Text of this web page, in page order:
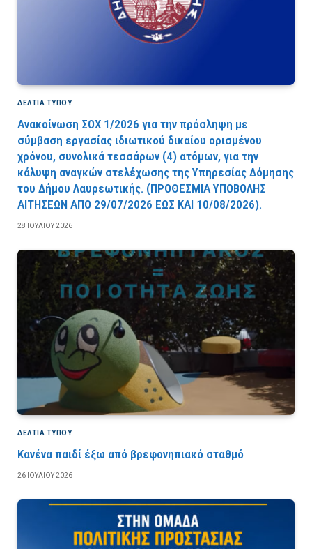
ΔΕΛΤΙΑ ΤΥΠΟΥ
Ανακοίνωση ΣΟΧ 1/2026 για την πρόσληψη με
σύμβαση εργασίας ιδιωτικού δικαίου ορισμένου
χρόνου, συνολικά τεσσάρων (4) ατόμων, για την
κάλυψη αναγκών στελέχωσης της Υπηρεσίας Δόμησης
του Δήμου Λαυρεωτικής. (ΠPOΘEΣMIA YΠOBOΛHΣ
AITHΣEΩN AΠO 29/07/2026 EΩΣ KAI 10/08/2026).
28 ΙΟΥΛΊΟΥ 2026
ΔΕΛΤΙΑ ΤΥΠΟΥ
Κανένα παιδί έξω από βρεφονηπιακό σταθμό
26 ΙΟΥΛΊΟΥ 2026